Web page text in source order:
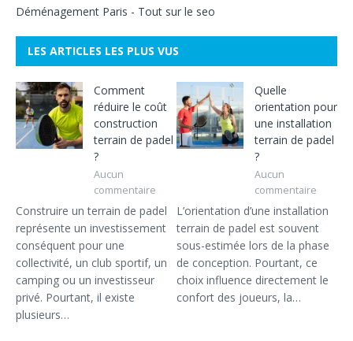
Déménagement Paris - Tout sur le seo
LES ARTICLES LES PLUS VUS
Comment
réduire le coût
construction
terrain de padel
?
Aucun
commentaire
Construire un terrain de padel
représente un investissement
conséquent pour une
collectivité, un club sportif, un
camping ou un investisseur
privé. Pourtant, il existe
plusieurs…
Quelle
orientation pour
une installation
terrain de padel
?
Aucun
commentaire
L’orientation d’une installation
terrain de padel est souvent
sous-estimée lors de la phase
de conception. Pourtant, ce
choix influence directement le
confort des joueurs, la…